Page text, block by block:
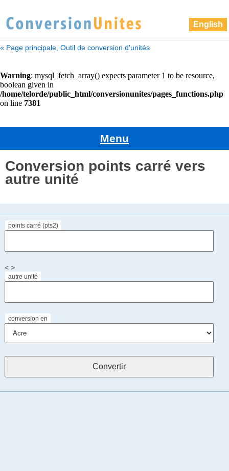
English
« Page principale, Outil de conversion d'unités
Menu
Conversion points carré vers
autre unité
points carré (pts2)
< >
autre unité
conversion en